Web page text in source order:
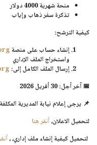
منحة شهرية 4000 دولار
تذكرة سفر ذهاب وإياب
كيفية الترشح:
إنشاء حساب على منصة Inspira:
واستخراج الملف الإداري
إرسال الملف الكامل إلى:
📅آخر أجل: 30 أفريل 2026
📌 يرجى إعلام نيابة المديرية
لتحميل الاعلان،أنقر هنا
لتحميل كيفية إنشاء ملف إداري، ،